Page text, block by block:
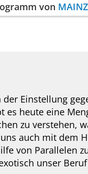
von MAINZ
Einstellung
heute eine
zu verstehen,
auch mit dem
von Parallelen
unser